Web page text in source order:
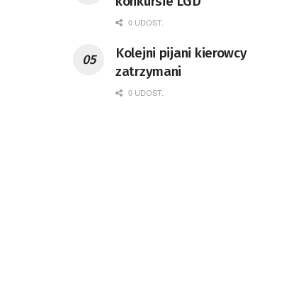
0 UDOST.
Kolejni pijani kierowcy
zatrzymani
0 UDOST.